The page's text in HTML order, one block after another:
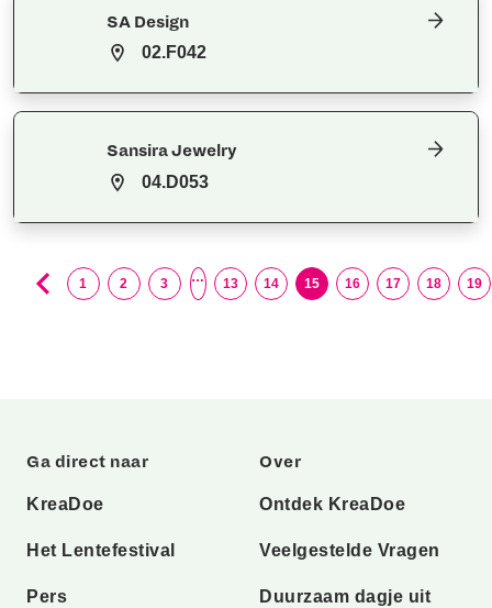
SA Design
02.F042
Sansira Jewelry
04.D053
1 2 3 … 13 14 15 16 17 18 19
Ga direct naar
KreaDoe
Het Lentefestival
Pers
Over
Ontdek KreaDoe
Veelgestelde Vragen
Duurzaam dagje uit